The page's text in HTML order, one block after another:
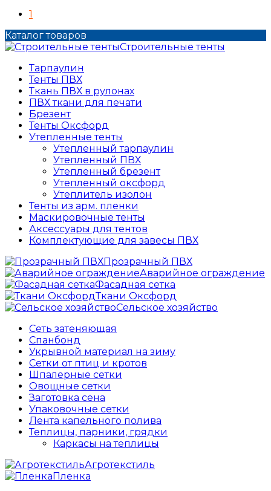
1
Каталог товаров
Строительные тенты
Тарпаулин
Тенты ПВХ
Ткань ПВХ в рулонах
ПВХ ткани для печати
Брезент
Тенты Оксфорд
Утепленные тенты
Утепленный тарпаулин
Утепленный ПВХ
Утепленный брезент
Утепленный оксфорд
Утеплитель изолон
Тенты из арм. пленки
Маскировочные тенты
Аксессуары для тентов
Комплектующие для завесы ПВХ
Прозрачный ПВХ
Аварийное ограждение
Фасадная сетка
Ткани Оксфорд
Сельское хозяйство
Сеть затеняющая
Спанбонд
Укрывной материал на зиму
Сетки от птиц и кротов
Шпалерные сетки
Овощные сетки
Заготовка сена
Упаковочные сетки
Лента капельного полива
Теплицы, парники, грядки
Каркасы на теплицы
Агротекстиль
Пленка